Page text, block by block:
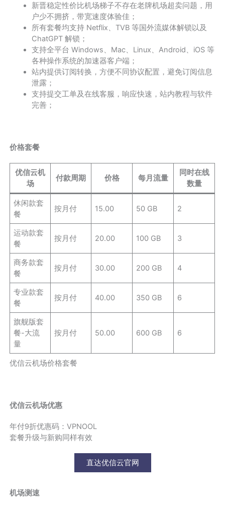
新晋稳定性价比机场梯子不存在老牌机场超卖问题，用
户少不拥挤，带宽速度体验佳；
所有套餐均支持 Netflix、TVB 等国外流媒体解锁以及
ChatGPT 解锁；
支持全平台 Windows、Mac、Linux、Android、iOS 等
各种操作系统的加速器客户端；
站内提供订阅转换，方便不同协议配置，避免订阅信息
泄露；
支持提交工单及在线客服，响应快速，站内教程与软件
完善；
价格套餐
优信云机
场
付款周期 价格 每月流量
同时在线
数量
休闲款套
餐
按月付 15.00 50 GB 2
运动款套
餐
按月付 20.00 100 GB 3
商务款套
餐
按月付 30.00 200 GB 4
专业款套
餐
按月付 40.00 350 GB 6
旗舰版套
餐-大流
量
按月付 50.00 600 GB 6
优信云机场价格套餐
优信云机场优惠
年付9折优惠码：VPNOOL
套餐升级与新购同样有效
直达优信云官网
机场测速